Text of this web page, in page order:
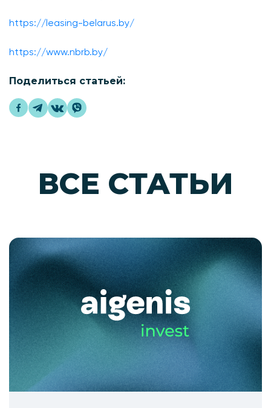
https://leasing-belarus.by/
https://www.nbrb.by/
Поделиться статьей:
ВСЕ СТАТЬИ